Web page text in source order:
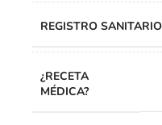
REGISTRO SANITARIO
¿RECETA
MÉDICA?